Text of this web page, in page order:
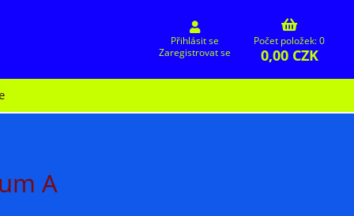
Přihlásit se
Zaregistrovat se
Počet položek: 0
0,00 CZK
A